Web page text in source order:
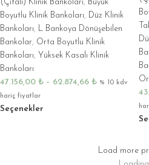
(Çıtalı) Klinik Bankoları, Büyük
Boyutlu Klinik Bankoları, Düz Klinik
Bankoları, L Bankoya Dönüşebilen
Bankolar, Orta Boyutlu Klinik
Bankoları, Yüksek Kasalı Klinik
Bankoları
47.156,00 ₺ – 62.874,66 ₺ % 10 kdv
hariç fiyatlar
Seçenekler
Load more